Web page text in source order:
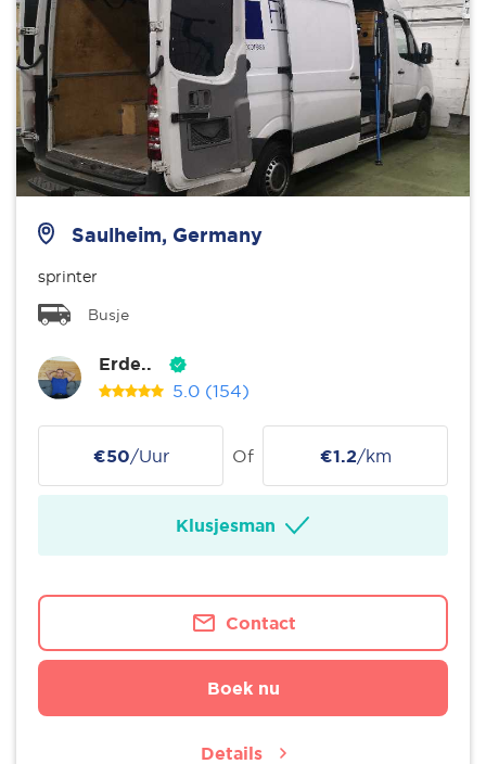
Saulheim, Germany
sprinter
Busje
Erde..
5.0 (154)
€50/Uur Of €1.2/km
Klusjesman
Contact
Boek nu
Details